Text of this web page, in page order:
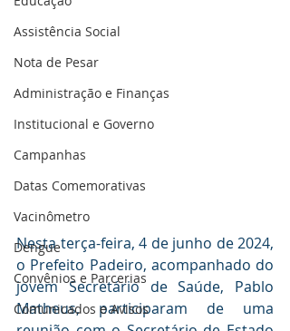
Assistência Social
Nota de Pesar
Administração e Finanças
Institucional e Governo
Campanhas
Datas Comemorativas
Vacinômetro
Dengue
Convênios e Parcerias
Comunicados e Avisos
Nesta terça-feira, 4 de junho de 2024,
o Prefeito Padeiro, acompanhado do
jovem Secretário de Saúde, Pablo
Matheus, participaram de uma